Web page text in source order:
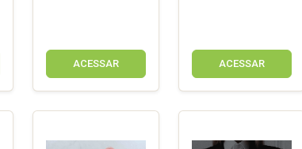
ACESSAR ACESSAR